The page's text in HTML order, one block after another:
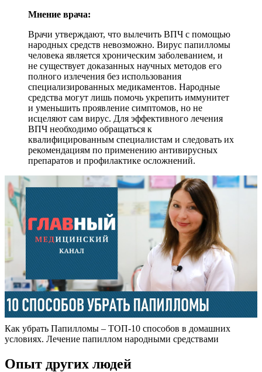
Мнение врача:
Врачи утверждают, что вылечить ВПЧ с помощью
народных средств невозможно. Вирус папилломы
человека является хроническим заболеванием, и
не существует доказанных научных методов его
полного излечения без использования
специализированных медикаментов. Народные
средства могут лишь помочь укрепить иммунитет
и уменьшить проявление симптомов, но не
исцеляют сам вирус. Для эффективного лечения
ВПЧ необходимо обращаться к
квалифицированным специалистам и следовать их
рекомендациям по применению антивирусных
препаратов и профилактике осложнений.
Как убрать Папилломы – ТОП-10 способов в домашних
условиях. Лечение папиллом народными средствами
Опыт других людей